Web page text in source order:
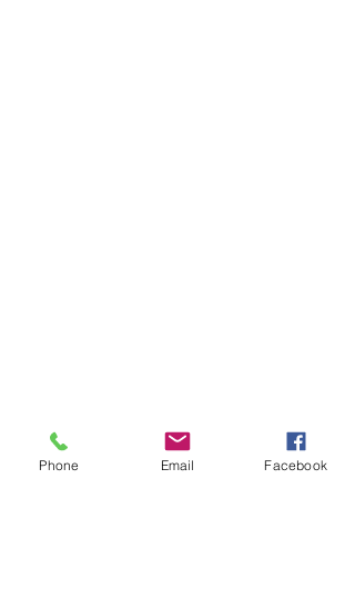
Phone Email Facebook